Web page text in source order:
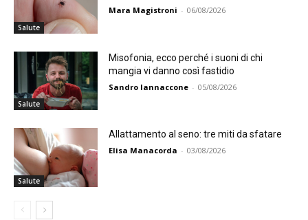
Salute
Mara Magistroni - 06/08/2026
Salute
Misofonia, ecco perché i suoni di chi
mangia vi danno così fastidio
Sandro Iannaccone - 05/08/2026
Salute
Allattamento al seno: tre miti da sfatare
Elisa Manacorda - 03/08/2026